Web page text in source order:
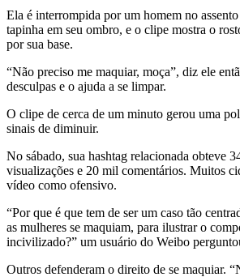
Ela é interrompida por um homem no
tapinha em seu ombro, e o clipe mostra o
por sua base.
“Não preciso me maquiar, moça”, diz ele
desculpas e o ajuda a se limpar.
O clipe de cerca de um minuto gerou uma
sinais de diminuir.
No sábado, sua hashtag relacionada obteve
visualizações e 20 mil comentários. Muitos
vídeo como ofensivo.
“Por que é que tem de ser um caso tão
as mulheres se maquiam, para ilustrar o
incivilizado?” um usuário do Weibo
Outros defenderam o direito de se maquiar.